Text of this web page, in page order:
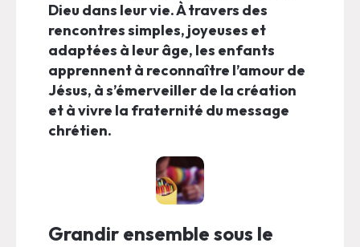
Dieu dans leur vie. À travers des
rencontres simples, joyeuses et
adaptées à leur âge, les enfants
apprennent à reconnaître l’amour de
Jésus, à s’émerveiller de la création
et à vivre la fraternité du message
chrétien.
Grandir ensemble sous le